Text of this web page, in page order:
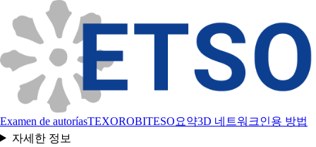
Examen de autoríasTEXOROBITESO요약3D 네트워크인용 방법
자세한 정보